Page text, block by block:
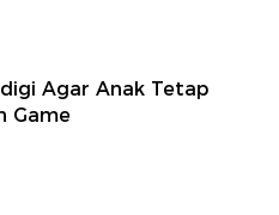
Agar Anak Tetap
Game